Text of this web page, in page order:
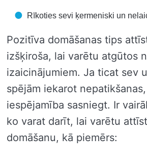
Rīkoties sevi ķermeniski un
Pozitīva domāšanas tips
izšķiroša, lai varētu atgūtos
izaicinājumiem. Ja ticat sev
spējām iekarot
iespējamība sasniegt. Ir
ko varat darīt, lai varētu
domāšanu, kā piemērs: